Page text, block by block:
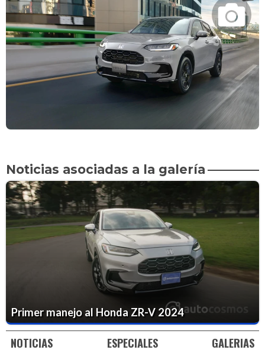
Noticias asociadas a la galería
Primer manejo al Honda ZR-V 2024
NOTICIAS ESPECIALES GALERIAS